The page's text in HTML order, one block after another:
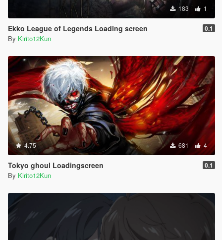
183 1
Ekko League of Legends Loading screen 0.1
By Kirito12Kun
4.75 681 4
Tokyo ghoul Loadingscreen 0.1
By Kirito12Kun